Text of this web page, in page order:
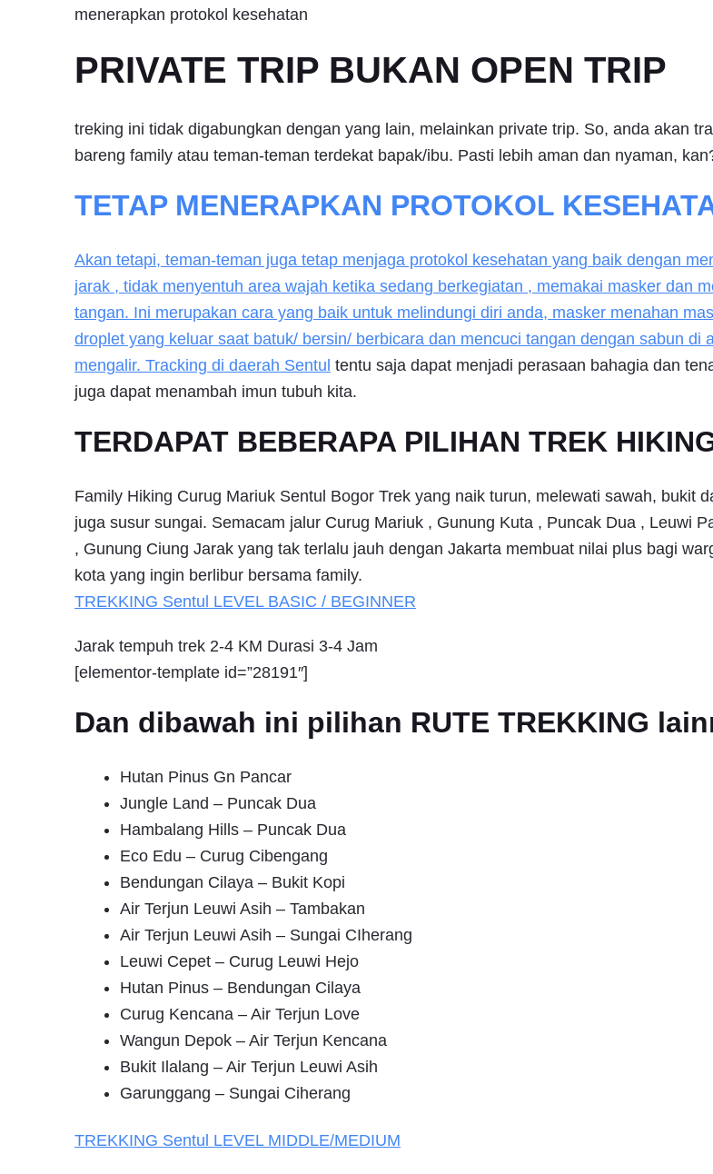
menerapkan protokol kesehatan
PRIVATE TRIP BUKAN OPEN TRIP
treking ini tidak digabungkan dengan yang lain, melainkan private trip. So, anda akan
bareng family atau teman-teman terdekat bapak/ibu. Pasti lebih aman dan nyaman,
TETAP MENERAPKAN PROTOKOL
Akan tetapi, teman-teman juga tetap menjaga protokol kesehatan yang baik dengan
jarak , tidak menyentuh area wajah ketika sedang berkegiatan , memakai masker dan
tangan. Ini merupakan cara yang baik untuk melindungi diri anda, masker menahan
droplet yang keluar saat batuk/ bersin/ berbicara dan mencuci tangan dengan sabun di
mengalir. Tracking di daerah Sentul tentu saja dapat menjadi perasaan bahagia dan
juga dapat menambah imun tubuh kita.
TERDAPAT BEBERAPA PILIHAN TREK
Family Hiking Curug Mariuk Sentul Bogor Trek yang naik turun, melewati sawah, bukit
juga susur sungai. Semacam jalur Curug Mariuk , Gunung Kuta , Puncak Dua , Leuwi
, Gunung Ciung Jarak yang tak terlalu jauh dengan Jakarta membuat nilai plus bagi
kota yang ingin berlibur bersama family.
TREKKING Sentul LEVEL BASIC / BEGINNER
Jarak tempuh trek 2-4 KM Durasi 3-4 Jam
[elementor-template id=”28191″]
Dan dibawah ini pilihan RUTE TREKKING
Hutan Pinus Gn Pancar
Jungle Land – Puncak Dua
Hambalang Hills – Puncak Dua
Eco Edu – Curug Cibengang
Bendungan Cilaya – Bukit Kopi
Air Terjun Leuwi Asih – Tambakan
Air Terjun Leuwi Asih – Sungai CIherang
Leuwi Cepet – Curug Leuwi Hejo
Hutan Pinus – Bendungan Cilaya
Curug Kencana – Air Terjun Love
Wangun Depok – Air Terjun Kencana
Bukit Ilalang – Air Terjun Leuwi Asih
Garunggang – Sungai Ciherang
TREKKING Sentul LEVEL MIDDLE/MEDIUM